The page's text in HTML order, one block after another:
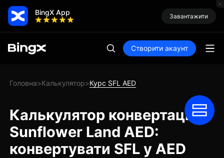
BingX App Завантажити
Створити акаунт
Головна>Калькулятор>Курс SFL AED
Калькулятор конвертації
Sunflower Land AED:
конвертувати SFL у AED